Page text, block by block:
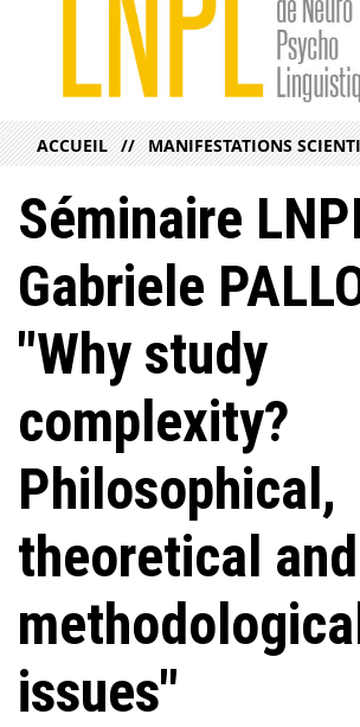
ACCUEIL MANIFESTATIONS
Séminaire
Gabriele
"Why study
complexity?
Philosophical,
theoretical and
issues"